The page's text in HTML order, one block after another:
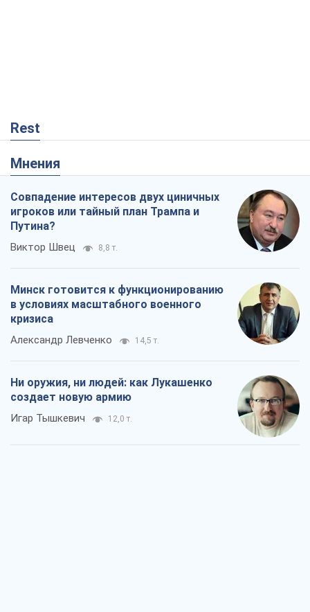
Rest
Мнения
Совпадение интересов двух циничных
игроков или тайный план Трампа и
Путина?
Виктор Швец 8,8 т.
Минск готовится к функционированию
в условиях масштабного военного
кризиса
Александр Левченко 14,5 т.
Ни оружия, ни людей: как Лукашенко
создает новую армию
Игар Тышкевич 12,0 т.